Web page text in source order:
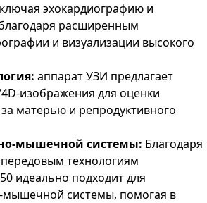
эхокардиографию и
расширенным
и визуализации высокого
аппарат УЗИ предлагает
изображения для оценки
матерью и репродуктивного
мышечной системы: Благодаря
технологиям
идеально подходит для
мышечной системы, помогая в